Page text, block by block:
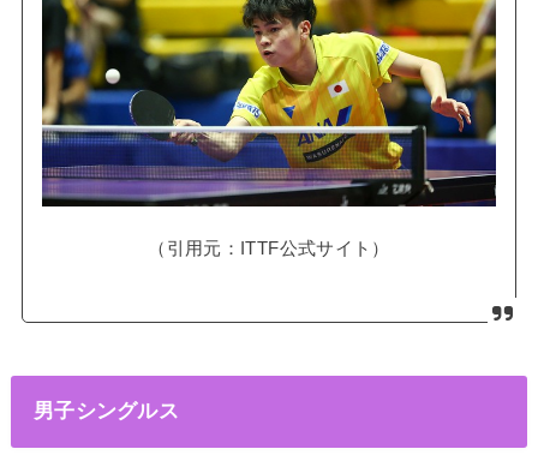
（引用元：ITTF公式サイト）
男子シングルス